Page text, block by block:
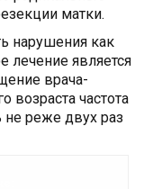
матки.
нарушения как
лечение является
врача-
возраста частота
не реже двух раз